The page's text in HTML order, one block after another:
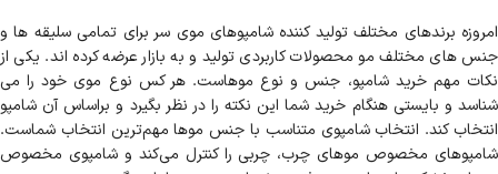
امروزه برندهای مختلف تولید کننده شامپوهای موی سر برای تمامی سلیقه ها و
جنس های مختلف مو محصولات کاربردی تولید و به بازار عرضه کرده اند. یکی از
نکات مهم خرید شامپو، جنس و نوع موهاست. هر کس نوع موی خود را می
شناسد و بایستی هنگام خرید شما این نکته را در نظر بگیرد و براساس آن شامپو
انتخاب کند. انتخاب شامپوی متناسب با جنس موها مهم‌ترین انتخاب شماست.
شامپوهای مخصوص موهای چرب، چربی را کنترل می‌کند و شامپوی مخصوص